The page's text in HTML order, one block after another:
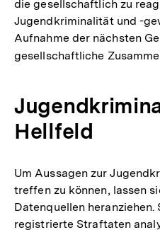
die gesellschaftlich zu
Jugendkriminalität und -
Aufnahme der nächsten
gesellschaftliche
Hellfeld
Um Aussagen zur
treffen zu können, lassen
Datenquellen heranziehen.
registrierte Straftaten